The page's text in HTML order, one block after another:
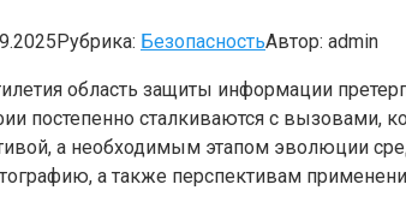
Рубрика: БезопасностьАвтор: admin
область защиты информации
постепенно сталкиваются с вызовами,
а необходимым этапом эволюции
а также перспективам